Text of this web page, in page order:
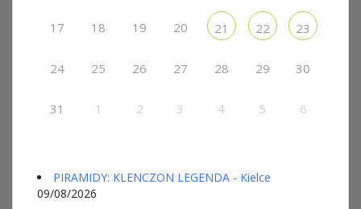
17 18 19 20 21 22 23
24 25 26 27 28 29 30
31 1 2 3 4 5 6
PIRAMIDY: KLENCZON LEGENDA - Kielce
09/08/2026